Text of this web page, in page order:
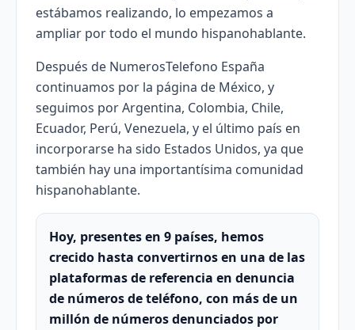
estábamos realizando, lo empezamos a
ampliar por todo el mundo hispanohablante.
Después de NumerosTelefono España
continuamos por la página de México, y
seguimos por Argentina, Colombia, Chile,
Ecuador, Perú, Venezuela, y el último país en
incorporarse ha sido Estados Unidos, ya que
también hay una importantísima comunidad
hispanohablante.
Hoy, presentes en 9 países, hemos
crecido hasta convertirnos en una de las
plataformas de referencia en denuncia
de números de teléfono, con más de un
millón de números denunciados por